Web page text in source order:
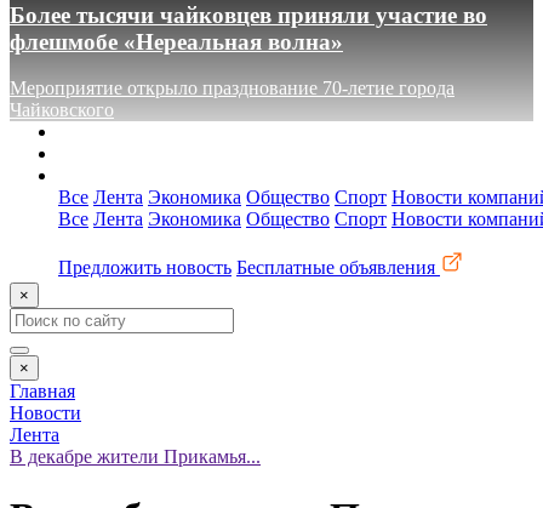
Более тысячи чайковцев приняли участие во
флешмобе «Нереальная волна»
Мероприятие открыло празднование 70-летие города
Чайковского
Все Лента Экономика Общество Спорт Новости
Все Лента Экономика Общество Спорт Новости
Предложить новость Бесплатные объявления
×
×
Главная
Новости
Лента
В декабре жители Прикамья...